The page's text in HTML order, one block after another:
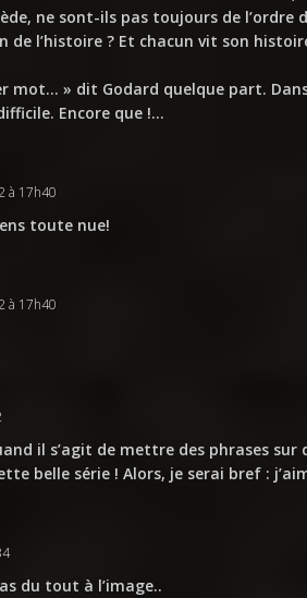
ne sont-ils pas toujours de l’ordre
l’histoire ? Et chacun vit son
mot… » dit Godard quelque part.
Encore que !…
à 17h40
toute nue!
à 17h40
il s’agit de mettre des phrases sur
belle série ! Alors, je serai bref :
du tout à l’image..